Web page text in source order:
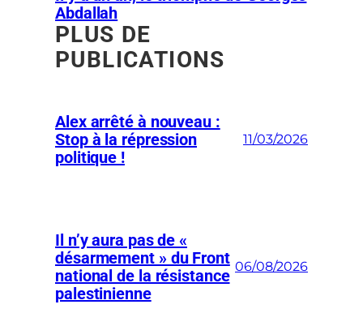
Abdallah
PLUS DE
PUBLICATIONS
Alex arrêté à nouveau :
Stop à la répression
politique !
11/03/2026
Il n’y aura pas de «
désarmement » du Front
national de la résistance
palestinienne
06/08/2026